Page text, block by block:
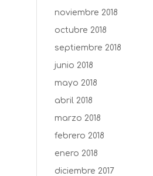
noviembre 2018
octubre 2018
septiembre 2018
junio 2018
mayo 2018
abril 2018
marzo 2018
febrero 2018
enero 2018
diciembre 2017